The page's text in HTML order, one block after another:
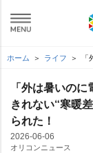
ホーム ライフ
「外は暑いの
きれない“寒暖
られた！
2026-06-06
オリコンニュース